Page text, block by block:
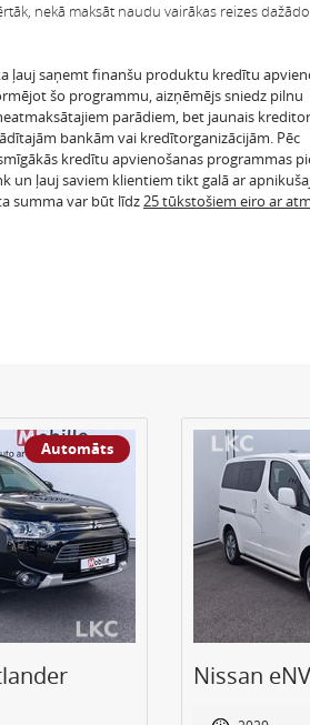
nekā maksāt naudu vairākas reizes
ļauj saņemt finanšu produktu kredītu
šo programmu, aizņēmējs sniedz pilnu
parādiem, bet jaunais
bankām vai kredītorganizācijām. Pēc
kredītu apvienošanas programmas
un ļauj saviem klientiem tikt galā ar
summa var būt līdz25 tūkstošiem eiro ar
Automāts
Nissan